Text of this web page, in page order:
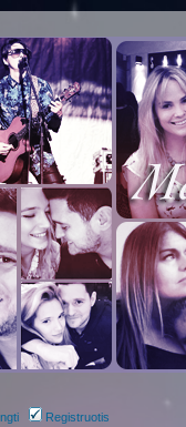
Registruotis